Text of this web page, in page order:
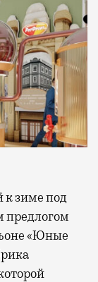
предлогом
«Юные